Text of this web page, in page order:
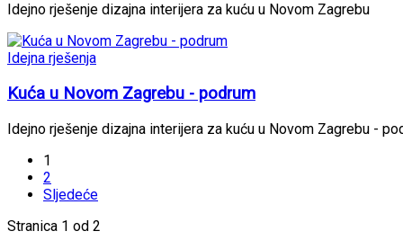
Idejno rješenje dizajna interijera za kuću u Novom Zagrebu
Idejna rješenja
Kuća u Novom Zagrebu - podrum
Idejno rješenje dizajna interijera za kuću u Novom Zagrebu -
1
2
Sljedeće
Stranica 1 od 2